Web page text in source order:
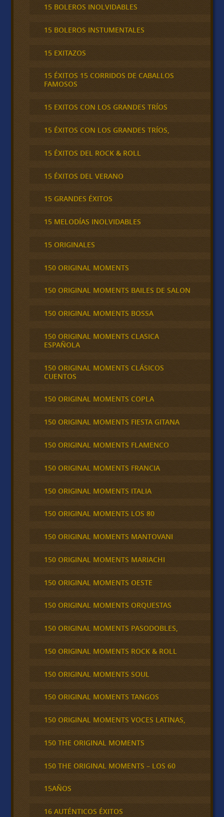
15 BOLEROS INOLVIDABLES
15 BOLEROS INSTUMENTALES
15 EXITAZOS
15 ÉXITOS 15 CORRIDOS DE CABALLOS
FAMOSOS
15 EXITOS CON LOS GRANDES TRÍOS
15 ÉXITOS CON LOS GRANDES TRÍOS,
15 ÉXITOS DEL ROCK & ROLL
15 ÉXITOS DEL VERANO
15 GRANDES ÉXITOS
15 MELODÍAS INOLVIDABLES
15 ORIGINALES
150 ORIGINAL MOMENTS
150 ORIGINAL MOMENTS BAILES DE SALON
150 ORIGINAL MOMENTS BOSSA
150 ORIGINAL MOMENTS CLASICA
ESPAÑOLA
150 ORIGINAL MOMENTS CLÁSICOS
CUENTOS
150 ORIGINAL MOMENTS COPLA
150 ORIGINAL MOMENTS FIESTA GITANA
150 ORIGINAL MOMENTS FLAMENCO
150 ORIGINAL MOMENTS FRANCIA
150 ORIGINAL MOMENTS ITALIA
150 ORIGINAL MOMENTS LOS 80
150 ORIGINAL MOMENTS MANTOVANI
150 ORIGINAL MOMENTS MARIACHI
150 ORIGINAL MOMENTS OESTE
150 ORIGINAL MOMENTS ORQUESTAS
150 ORIGINAL MOMENTS PASODOBLES,
150 ORIGINAL MOMENTS ROCK & ROLL
150 ORIGINAL MOMENTS SOUL
150 ORIGINAL MOMENTS TANGOS
150 ORIGINAL MOMENTS VOCES LATINAS,
150 THE ORIGINAL MOMENTS
150 THE ORIGINAL MOMENTS – LOS 60
15AÑOS
16 AUTÉNTICOS ÉXITOS